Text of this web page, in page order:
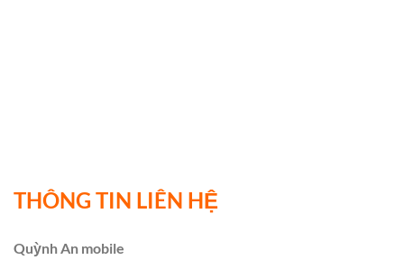
THÔNG TIN LIÊN HỆ
Quỳnh An mobile